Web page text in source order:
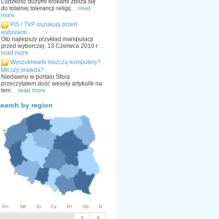
Ludzkość dużymi krokami zbliża się
do totalnej tolerancji religij ... read
more
PIS i TVP oszukują przed
wyborami.
Oto najlepszy przykład manipulacji
przed wyborczej. 13 Czerwca 2010 r ...
read more
Wyszukiwarki niszczą komputery?
Mit czy prawda?
Niedawno w portalu Sfora
przeczytałem dość wesoły artykulik na
tem ... read more
by region
Pn Wt Sr Cz Pt Sb N